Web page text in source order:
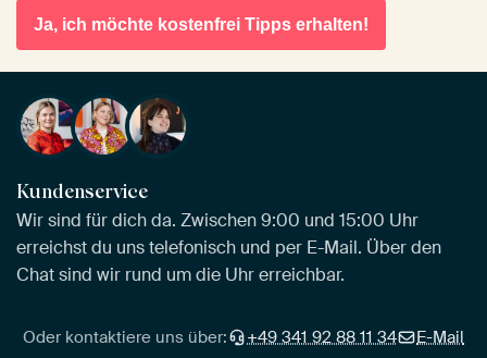
Ja, ich möchte kostenfrei Tipps erhalten!
Kundenservice
Wir sind für dich da. Zwischen 9:00 und 15:00 Uhr
erreichst du uns telefonisch und per E-Mail. Über den
Chat sind wir rund um die Uhr erreichbar.
Oder kontaktiere uns über: +49 341 92 88 11 34 E-Mail